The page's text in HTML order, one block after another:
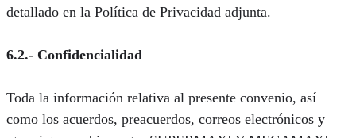
detallado en la Política de Privacidad adjunta.
6.2.- Confidencialidad
Toda la información relativa al presente convenio, así
como los acuerdos, preacuerdos, correos electrónicos y